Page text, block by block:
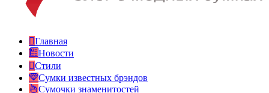
Главная
Новости
Стили
Сумки известных брэндов
Сумочки знаменитостей